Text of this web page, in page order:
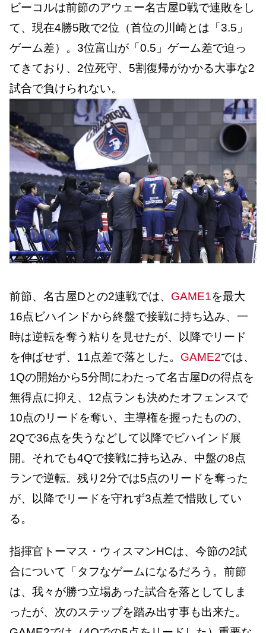
ビーコルは前節のアウェー名古屋D戦で連敗をし
て、現在4勝5敗で2位（首位の川崎とは「3.5」
ゲーム差）。3位富山が「0.5」ゲーム差で迫っ
てきており、2位死守、5割復帰がかかる大事な2
試合で負けられない。
前節、名古屋Dとの2連戦では、 GAME1を最大
16点ビハインドから終盤で接戦に持ち込み、一
時は逆転を奪う粘りを見せたが、以降でリード
を伸ばせず、11点差で落とした。 GAME2では、
1Qの開始から5分間にわたって名古屋Dの得点を
無得点に抑え、12点ランも決めたオフェンスで
10点のリードを奪い、主導権を握ったものの、
2Qで36点を失うなどして以降でビハインド展
開。それでも4Qで接戦に持ち込み、中盤の8点
ランで逆転。残り2分では5点のリードを奪った
が、以降でリードを守れず3点差で惜敗してい
る。
指揮官トーマス・ウィスマンHCは、今節の2試
合について「タフなゲームになるだろう。前節
は、我々が勝つ立場あった試合を落としてしま
ったが、次のステップを踏み出す事も出来た。